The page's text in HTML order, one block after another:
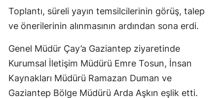
Toplantı, süreli yayın temsilcilerinin görüş, talep
ve önerilerinin alınmasının ardından sona erdi.
Genel Müdür Çay’a Gaziantep ziyaretinde
Kurumsal İletişim Müdürü Emre Tosun, İnsan
Kaynakları Müdürü Ramazan Duman ve
Gaziantep Bölge Müdürü Arda Aşkın eşlik etti.